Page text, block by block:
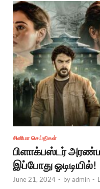
சினிமா செய்திகள்
பிளாக்பஸ்டர்
இப்போது ஓடிடியில்!
June 21, 2024 - byadmin -